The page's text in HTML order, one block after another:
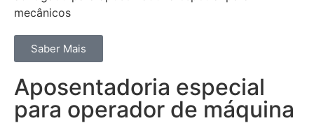
mecânicos
Saber Mais
Aposentadoria especial
para operador de máquina